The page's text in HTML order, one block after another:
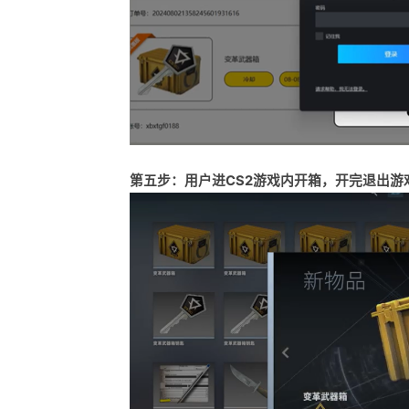
第五步：用户进CS2游戏内开箱，开完退出游